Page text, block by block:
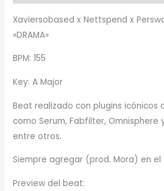
Xaviersobased x Nettspend x
«DRAMA»
BPM: 155
Key: A Major
Beat realizado con plugins icónicos
como Serum, Fabfilter,
entre otros.
Siempre agregar (prod. Mora) en
Preview del beat: